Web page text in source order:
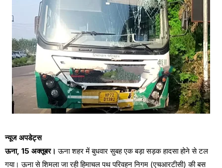
न्यूज अपडेट्स
ऊना, 15 अक्तूबर। ऊना शहर में बुधवार सुबह एक बड़ा सड़क हादसा होने से टल
गया। ऊना से शिमला जा रही हिमाचल पथ परिवहन निगम (एचआरटीसी) की बस